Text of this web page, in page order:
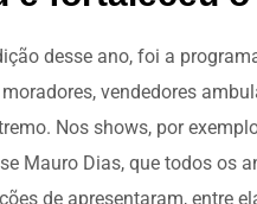
desse ano, foi a
vendedores
Nos shows, por
Mauro Dias, que todos os
de apresentaram, entre